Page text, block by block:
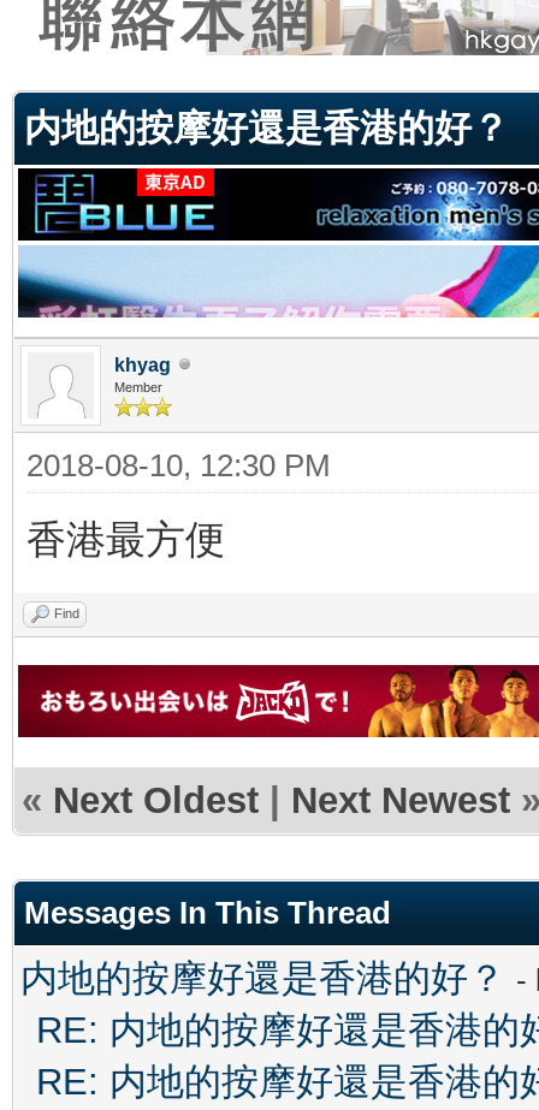
内地的按摩好還是香港的好？
khyag
Member
2018-08-10, 12:30 PM
香港最方便
Find
« Next Oldest | Next Newest
Messages In This Thread
内地的按摩好還是香港的好？ -
RE: 内地的按摩好還是香港的
RE: 内地的按摩好還是香港的